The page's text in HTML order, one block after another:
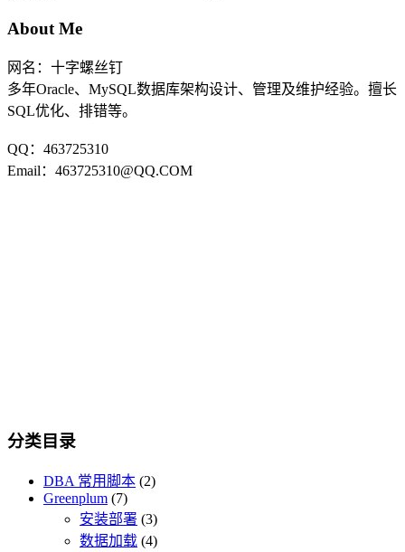
About Me
网名：十字螺丝钉
多年Oracle、MySQL数据库架构设计、管理及维护经验。擅长
SQL优化、排错等。
QQ：463725310
Email：463725310@QQ.COM
分类目录
DBA 常用脚本 (2)
Greenplum (7)
安装部署 (3)
数据加载 (4)